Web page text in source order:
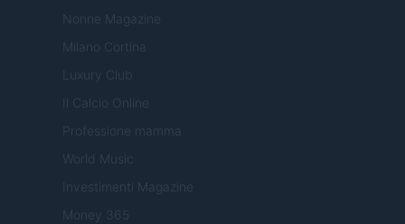
Nonne Magazine
Milano Cortina
Luxury Club
Il Calcio Online
Professione mamma
World Music
Investimenti Magazine
Money 365